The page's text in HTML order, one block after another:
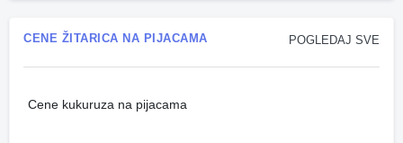
POGLEDAJ SVE
CENE ŽITARICA NA PIJACAMA
Cene kukuruza na pijacama